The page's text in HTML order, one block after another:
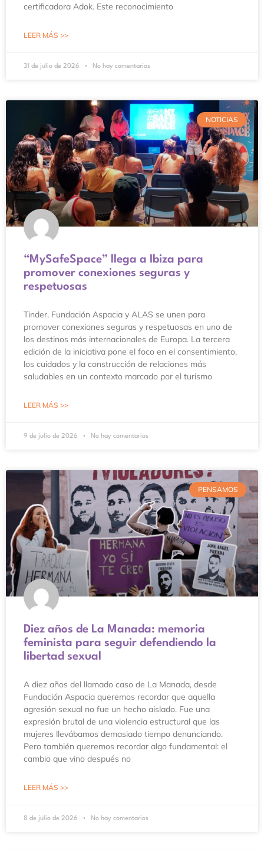
certificadora Adok. Este reconocimiento
LEER MÁS >>
31 de julio de 2026 No hay comentarios
NOTICIAS
“MySafeSpace” llega a Ibiza para
promover conexiones seguras y
respetuosas
Tinder, Fundación Aspacia y ALAS se unen para
promover conexiones seguras y respetuosas en uno de
los destinos más internacionales de Europa. La tercera
edición de la iniciativa pone el foco en el consentimiento,
los cuidados y la construcción de relaciones más
saludables en un contexto marcado por el turismo
LEER MÁS >>
9 de julio de 2026 No hay comentarios
PENSAMOS
Diez años de La Manada: memoria
feminista para seguir defendiendo la
libertad sexual
A diez años del llamado caso de La Manada, desde
Fundación Aspacia queremos recordar que aquella
agresión sexual no fue un hecho aislado. Fue una
expresión brutal de una violencia estructural que las
mujeres llevábamos demasiado tiempo denunciando.
Pero también queremos recordar algo fundamental: el
cambio que vino después no
LEER MÁS >>
8 de julio de 2026 No hay comentarios